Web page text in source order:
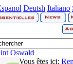
Deutsh Italiano
Oswald
Vous êtes ici: